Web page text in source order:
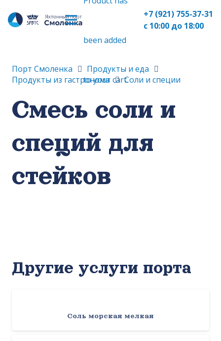
been added
to your cart.
+7 (921) 755-37-31
с 10:00 до 18:00
Порт Смоленка
Продукты и еда
Продукты из гастронома
Соли и специи
Смесь соли и
специй для
стейков
Другие услуги порта
Соль морская мелкая